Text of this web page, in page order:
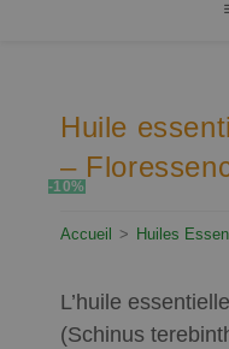
-10%
Huile
–
Accueil > Huiles
L’huile
(Schinus